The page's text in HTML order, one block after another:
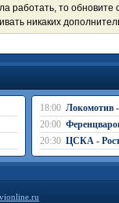
работать, то обновите
никаких
18:00 Локомотив
20:00
20:30 ЦСКА -